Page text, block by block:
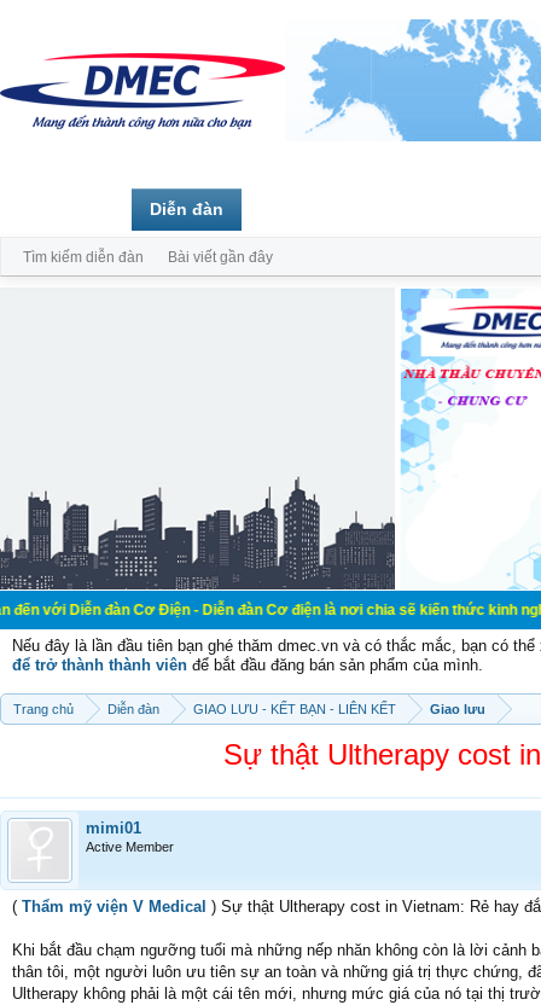
đàn Cơ Điện - Diễn đàn Cơ điện là nơi chia sẽ kiến thức kinh nghiệm
Nếu đây là lần đầu tiên bạn ghé thăm dmec.vn và có thắc mắc, bạn có
để trở thành thành viên để bắt đầu đăng bán sản phẩm của mình.
Trang chủ Diễn đàn GIAO LƯU - KẾT BẠN - LIÊN KẾT Giao lưu
Sự thật Ultherapy cost
mimi01
Active Member
( Thẩm mỹ viện V Medical ) Sự thật Ultherapy cost in Vietnam: Rẻ hay
Khi bắt đầu chạm ngưỡng tuổi mà những nếp nhăn không còn là lời
thân tôi, một người luôn ưu tiên sự an toàn và những giá trị thực chứng,
Ultherapy không phải là một cái tên mới, nhưng mức giá của nó tại thị
Diễn đàn
Tìm kiếm diễn đàn Bài viết gần đây